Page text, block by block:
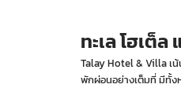
ทะเล โฮเต็ล
Talay Hotel & Villa เ
พักผ่อนอย่างเต็มที่ มีทั้ง